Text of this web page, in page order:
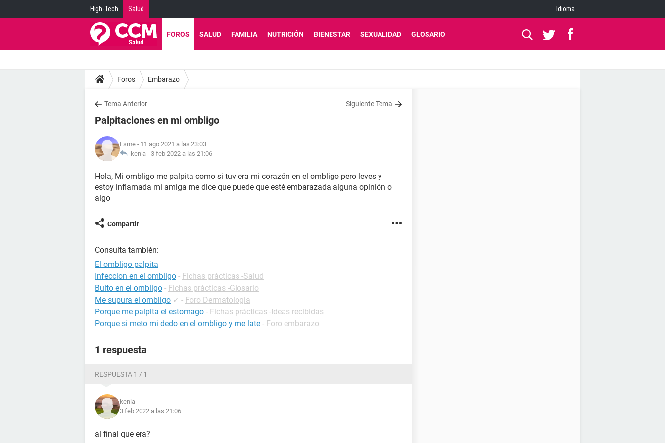
High-Tech Salud Idioma
FOROS SALUD FAMILIA NUTRICIÓN BIENESTAR SEXUALIDAD GLOSARIO
Foros Embarazo
Tema Anterior Siguiente Tema
Palpitaciones en mi ombligo
Esme - 11 ago 2021 a las 23:03
kenia - 3 feb 2022 a las 21:06
Hola, Mi ombligo me palpita como si tuviera mi corazón en el ombligo pero leves y
estoy inflamada mi amiga me dice que puede que esté embarazada alguna opinión o
algo
Compartir
Consulta también:
El ombligo palpita
Infeccion en el ombligo - Fichas prácticas -Salud
Bulto en el ombligo - Fichas prácticas -Glosario
Me supura el ombligo ✓ - Foro Dermatologia
Porque me palpita el estomago - Fichas prácticas -Ideas recibidas
Porque si meto mi dedo en el ombligo y me late - Foro embarazo
1 respuesta
RESPUESTA 1 / 1
kenia
3 feb 2022 a las 21:06
al final que era?